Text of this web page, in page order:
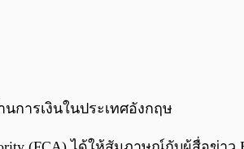
การเงินในประเทศอังกฤษ